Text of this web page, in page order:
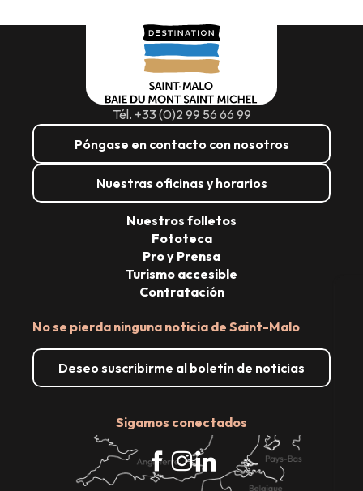
Tél. +33 (0)2 99 56 66 99
Póngase en contacto con nosotros
Nuestras oficinas y horarios
No se pierda ninguna noticia de Saint-Malo
Deseo suscribirme al boletín de noticias
Sigamos conectados
Nuestros folletos
Fototeca
Pro y Prensa
Turismo accesible
Contratación